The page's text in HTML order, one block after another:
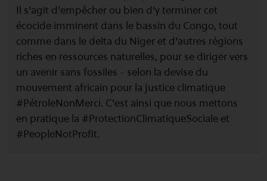
Il s'agit d'empêcher ou bien d'y terminer cet
écocide imminent dans le bassin du Congo, tout
comme dans le delta du Niger et d'autres régions
riches en ressources naturelles, pour se diriger vers
un avenir sans fossiles - selon la devise du
mouvement africain pour la justice climatique
#PétroleNonMerci. C'est ainsi que nous mettons
en pratique la #ProtectionClimatiqueSociale et
#PeopleNotProfit.